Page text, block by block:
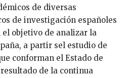
de diversas
de investigación españoles
el objetivo de analizar la
a partir sel estudio de
conforman el Estado de
de la continua